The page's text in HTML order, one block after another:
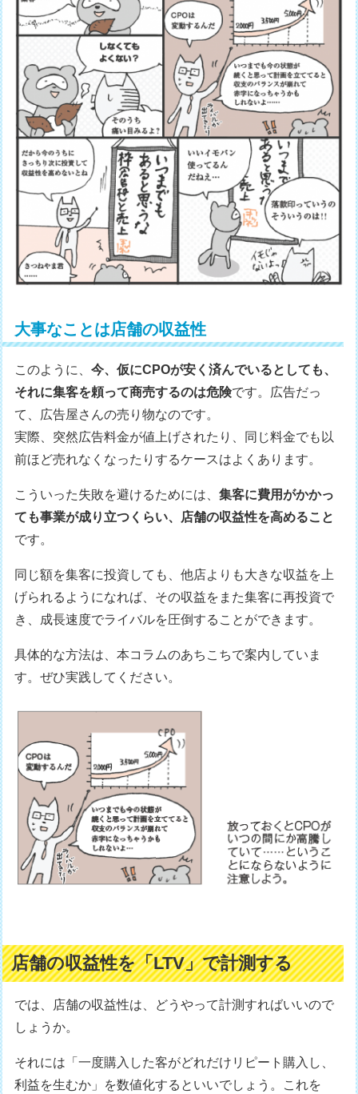
大事なことは店舗の収益性
このように、今、仮にCPOが安く済んでいるとしても、
それに集客を頼って商売するのは危険です。広告だっ
て、広告屋さんの売り物なのです。
実際、突然広告料金が値上げされたり、同じ料金でも以
前ほど売れなくなったりするケースはよくあります。
こういった失敗を避けるためには、集客に費用がかかっ
ても事業が成り立つくらい、店舗の収益性を高めること
です。
同じ額を集客に投資しても、他店よりも大きな収益を上
げられるようになれば、その収益をまた集客に再投資で
き、成長速度でライバルを圧倒することができます。
具体的な方法は、本コラムのあちこちで案内していま
す。ぜひ実践してください。
店舗の収益性を「LTV」で計測する
では、店舗の収益性は、どうやって計測すればいいので
しょうか。
それには「一度購入した客がどれだけリピート購入し、
利益を生むか」を数値化するといいでしょう。これを